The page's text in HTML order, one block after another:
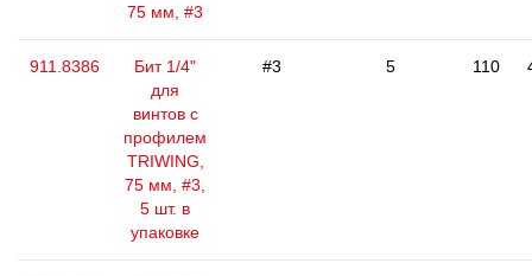
75 мм, #3
911.8386
Бит 1/4"
для
винтов с
профилем
TRIWING,
75 мм, #3,
5 шт. в
упаковке
#3 5 110